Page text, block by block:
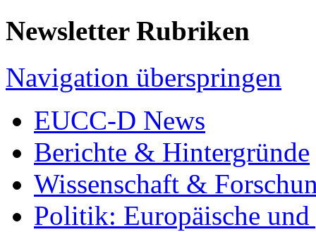
Newsletter Rubriken
Navigation überspringen
EUCC-D News
Berichte & Hintergründe
Wissenschaft &
Politik: Europäische